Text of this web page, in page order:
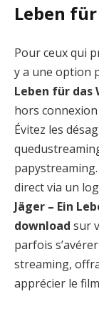
Leben
Pour ceux qui
y a une option
Leben für das
hors
Évitez les
direct via un
Jäger – Ein
download sur
parfois
streaming,
apprécier le